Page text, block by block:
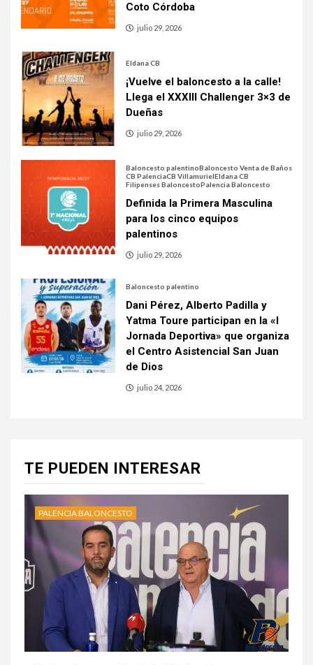
Coto Córdoba
julio 29, 2026
Eldana CB
¡Vuelve el baloncesto a la calle!
Llega el XXXIII Challenger 3×3 de
Dueñas
julio 29, 2026
Baloncesto palentinoBaloncesto Venta de Baños
CB PalenciaCB VillamurielEldana CB
Filipenses BaloncestoPalencia Baloncesto
Definida la Primera Masculina
para los cinco equipos
palentinos
julio 29, 2026
Baloncesto palentino
Dani Pérez, Alberto Padilla y
Yatma Toure participan en la «I
Jornada Deportiva» que organiza
el Centro Asistencial San Juan
de Dios
julio 24, 2026
TE PUEDEN INTERESAR
PALENCIA BALONCESTO